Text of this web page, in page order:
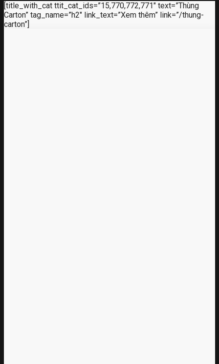
[title_with_cat ttit_cat_ids=”15,770,772,771″ text=”Thùng
Carton” tag_name=”h2″ link_text=”Xem thêm” link=”/thung-
carton”]